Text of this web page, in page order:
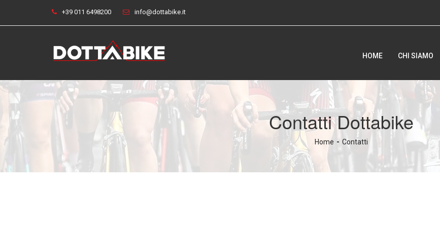
+39 011 6498200 info@dottabike.it
HOME CHI SIAMO
Contatti Dottabike
Home Contatti